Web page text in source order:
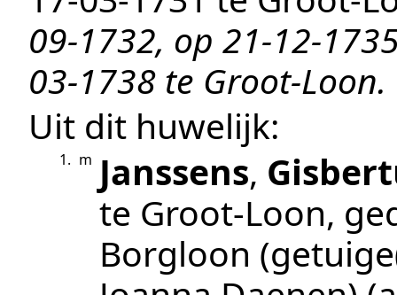
09-1732, op 21-12-
03-1738 te Groot-Loon.
Uit dit huwelijk:
1. m Janssens,
te Groot-Loon,
Borgloon